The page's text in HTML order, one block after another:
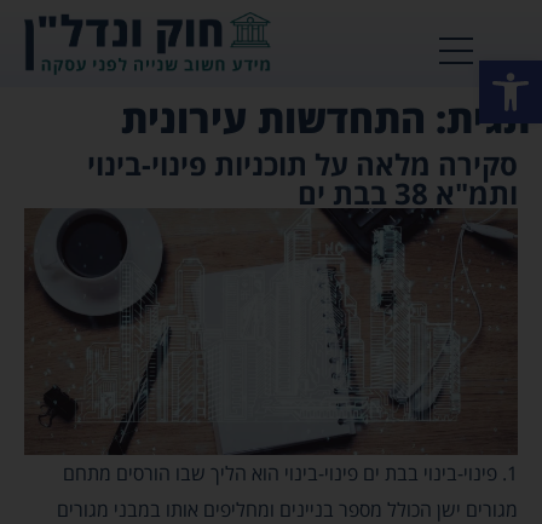
פתח סרגל נגישות
תגית: התחדשות עירונית
סקירה מלאה על תוכניות פינוי-בינוי
ותמ"א 38 בבת ים
1. פינוי-בינוי בבת ים פינוי-בינוי הוא הליך שבו הורסים מתחם
מגורים ישן הכולל מספר בניינים ומחליפים אותו במבני מגורים